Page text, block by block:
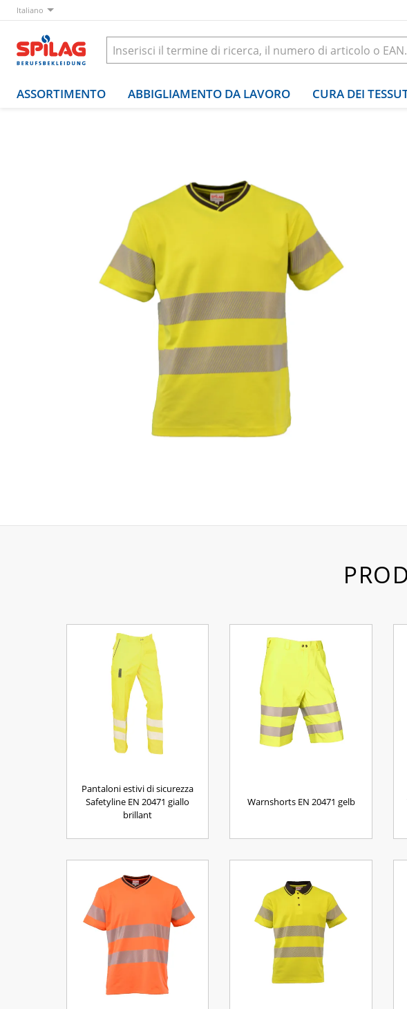
Italiano
ASSORTIMENTO ABBIGLIAMENTO DA LAVORO CURA DEI
Pantaloni estivi di sicurezza
Safetyline EN 20471 giallo
brillant
Warnshorts EN 20471 gelb